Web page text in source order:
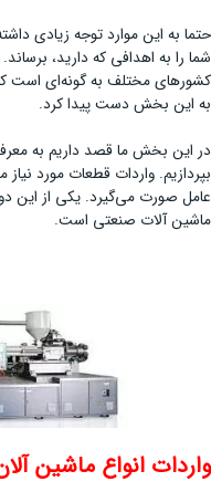
حتما به این موارد توجه زیادی
شما را به اهدافی که دارید،
کشورهای مختلف به گونه‌ای است
به این بخش دست پیدا کرد.
در این بخش ما قصد داریم به
بپردازیم. واردات قطعات مورد
عامل صورت می‌گیرد. یکی از این
ماشین آلات صنعتی است.
واردات انواع ماشین